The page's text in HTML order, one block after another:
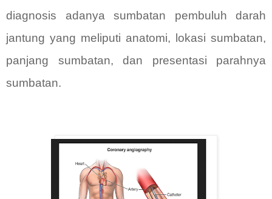
diagnosis adanya sumbatan pembuluh darah
jantung yang meliputi anatomi, lokasi sumbatan,
panjang sumbatan, dan presentasi parahnya
sumbatan.